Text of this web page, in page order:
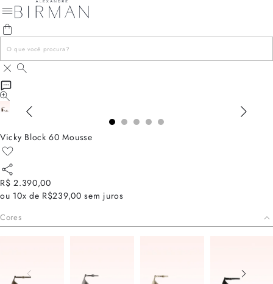
Vicky Block 60 Mousse
R$ 2.390,00
ou 10x de R$239,00 sem juros
Cores